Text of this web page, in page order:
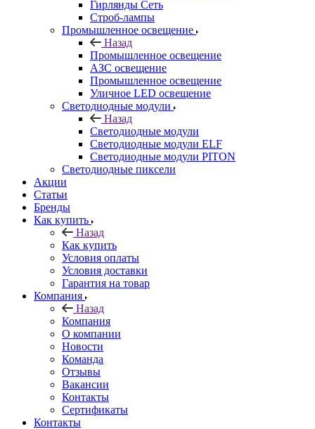
Гирлянды Сеть
Строб-лампы
Промышленное освещение
Назад
Промышленное освещение
АЗС освещение
Промышленное освещение
Уличное LED освещение
Светодиодные модули
Назад
Светодиодные модули
Светодиодные модули ELF
Светодиодные модули PITON
Светодиодные пиксели
Акции
Статьи
Бренды
Как купить
Назад
Как купить
Условия оплаты
Условия доставки
Гарантия на товар
Компания
Назад
Компания
О компании
Новости
Команда
Отзывы
Вакансии
Контакты
Сертификаты
Контакты